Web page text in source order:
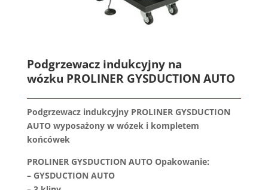
Podgrzewacz indukcyjny na
wózku PROLINER GYSDUCTION AUTO
Podgrzewacz indukcyjny PROLINER GYSDUCTION
AUTO wyposażony w wózek i kompletem
końcówek
PROLINER GYSDUCTION AUTO Opakowanie:
– GYSDUCTION AUTO